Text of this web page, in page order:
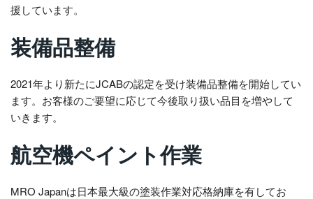
援しています。
装備品整備
2021年より新たにJCABの認定を受け装備品整備を開始してい
ます。お客様のご要望に応じて今後取り扱い品目を増やして
いきます。
航空機ペイント作業
MRO Japanは日本最大級の塗装作業対応格納庫を有してお